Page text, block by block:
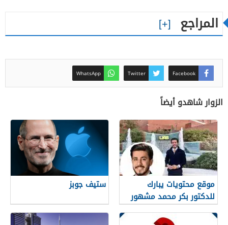
المراجع
Facebook
Twitter
WhatsApp
الزوار شاهدو أيضاً
موقع محتويات يبارك
للدكتور بكر محمد مشهور
الروسان
تخرجه من كلية الطب
ستيف جوبز